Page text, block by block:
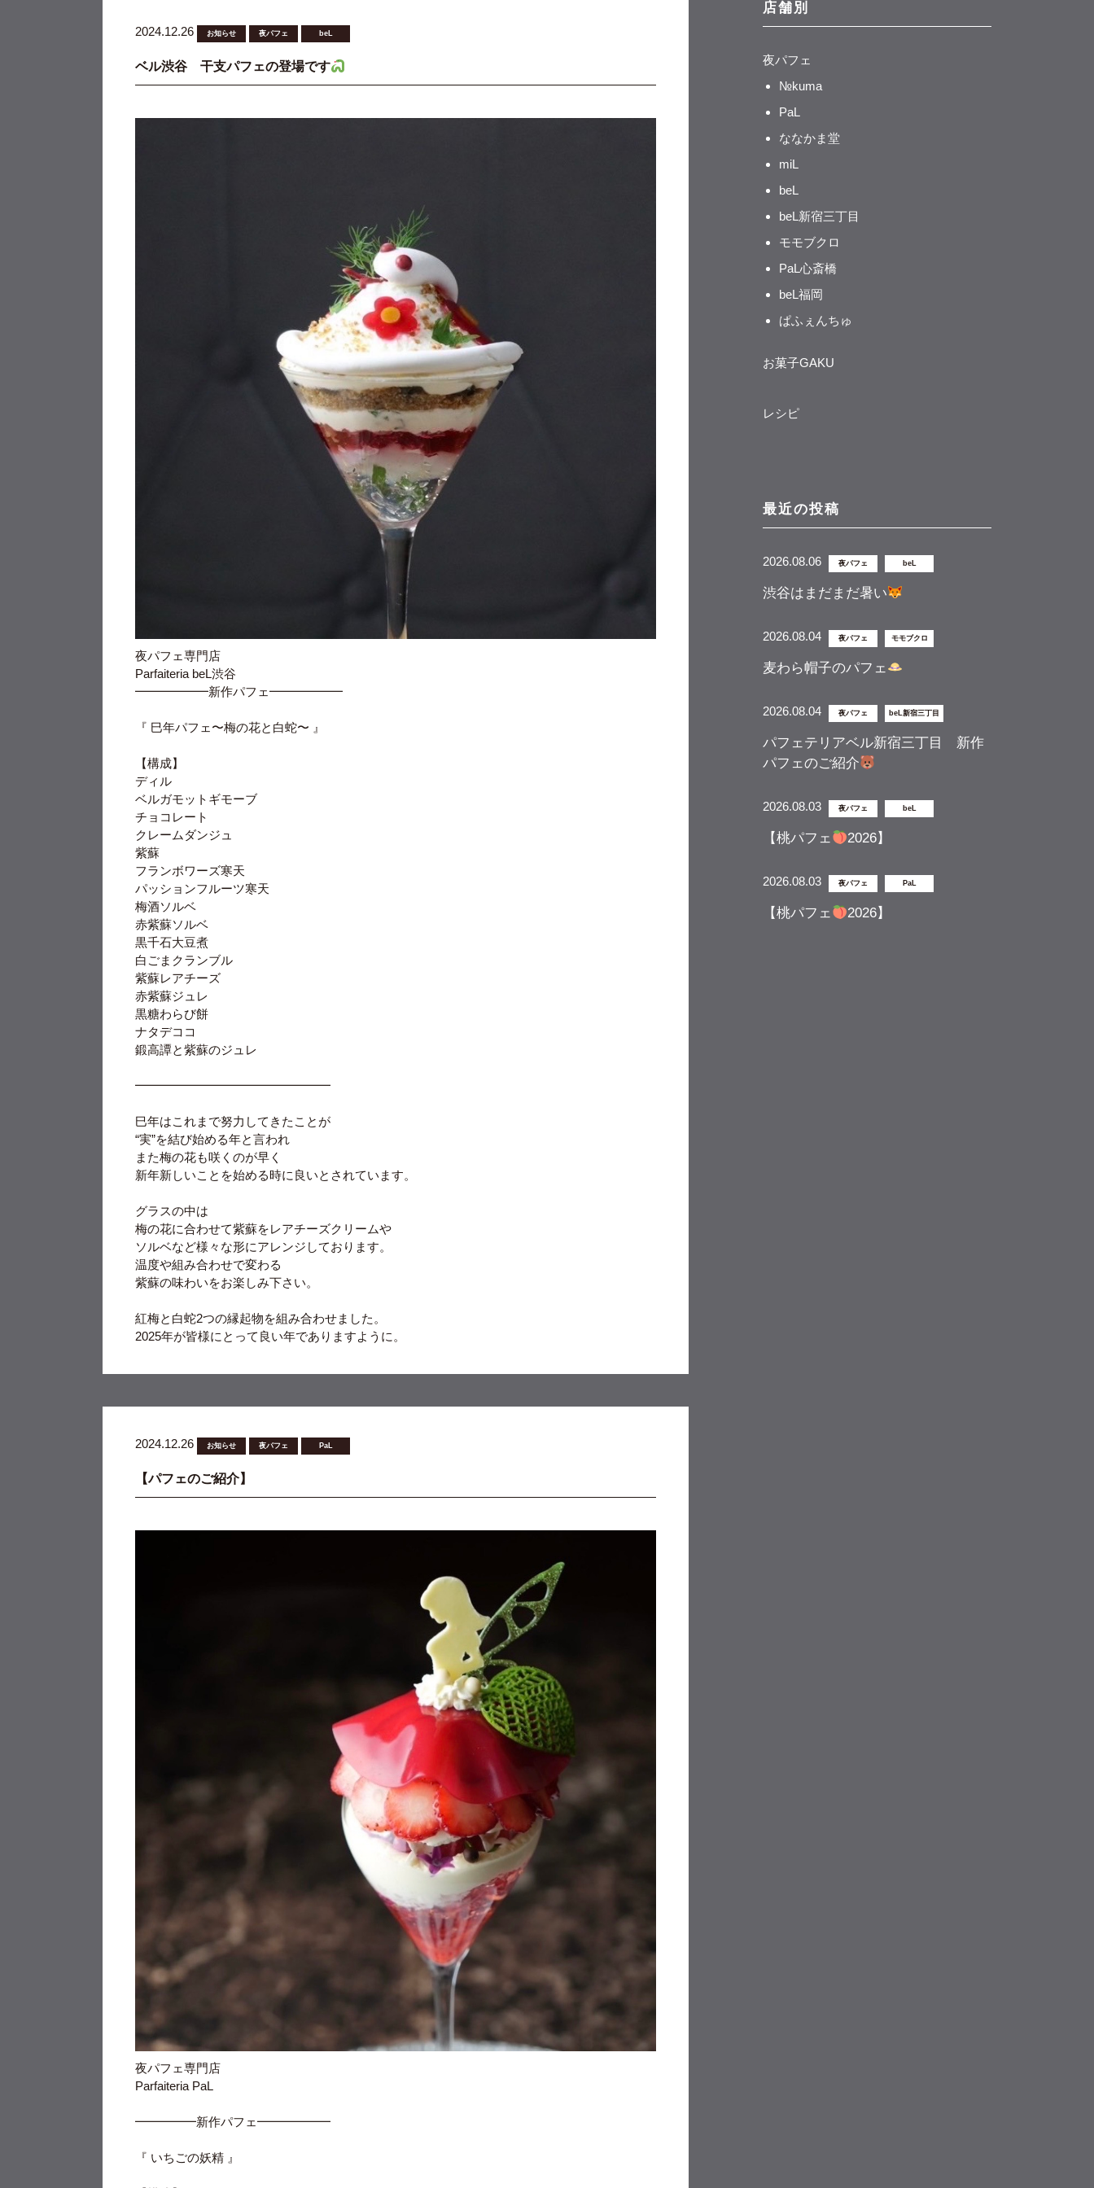
2024.12.26 お知らせ 夜パフェ beL
ベル渋谷 干支パフェの登場です
夜パフェ専門店
Parfaiteria beL渋谷
━━━━━━新作パフェ━━━━━━
『 巳年パフェ〜梅の花と白蛇〜 』
【構成】
ディル
ベルガモットギモーブ
チョコレート
クレームダンジュ
紫蘇
フランボワーズ寒天
パッションフルーツ寒天
梅酒ソルベ
赤紫蘇ソルベ
黒千石大豆煮
白ごまクランブル
紫蘇レアチーズ
赤紫蘇ジュレ
黒糖わらび餅
ナタデココ
鍛高譚と紫蘇のジュレ
━━━━━━━━━━━━━━━━
巳年はこれまで努力してきたことが
“実”を結び始める年と言われ
また梅の花も咲くのが早く
新年新しいことを始める時に良いとされています。
グラスの中は
梅の花に合わせて紫蘇をレアチーズクリームや
ソルベなど様々な形にアレンジしております。
温度や組み合わせで変わる
紫蘇の味わいをお楽しみ下さい。
紅梅と白蛇2つの縁起物を組み合わせました。
2025年が皆様にとって良い年でありますように。
2024.12.26 お知らせ 夜パフェ PaL
【パフェのご紹介】
夜パフェ専門店
Parfaiteria PaL
━━━━━新作パフェ━━━━━━
『 いちごの妖精 』
店舗別
夜パフェ
№kuma
PaL
ななかま堂
miL
beL
beL新宿三丁目
モモブクロ
PaL心斎橋
beL福岡
ぱふぇんちゅ
お菓子GAKU
レシピ
最近の投稿
2026.08.06 夜パフェ beL
渋谷はまだまだ暑い
2026.08.04 夜パフェ モモブクロ
麦わら帽子のパフェ
2026.08.04 夜パフェ beL新宿三丁目
パフェテリアベル新宿三丁目 新作
パフェのご紹介
2026.08.03 夜パフェ beL
【桃パフェ 2026】
2026.08.03 夜パフェ PaL
【桃パフェ 2026】